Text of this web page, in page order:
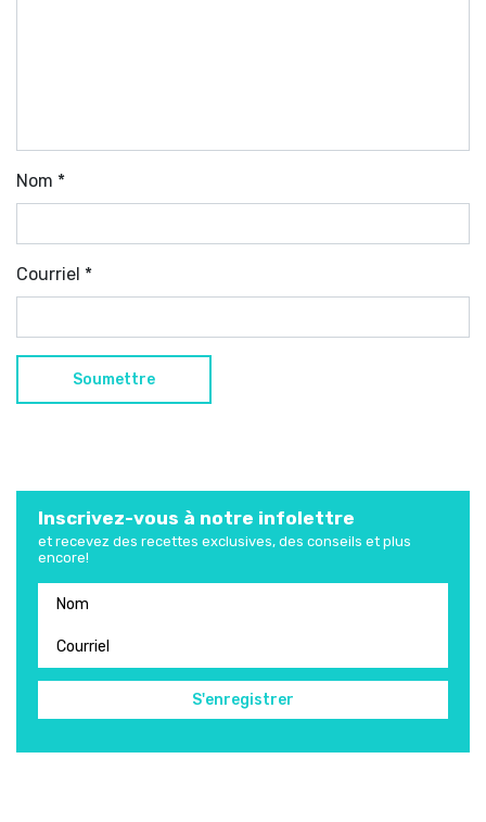
Nom *
Courriel *
Inscrivez-vous à notre infolettre
et recevez des recettes exclusives, des conseils et plus
encore!